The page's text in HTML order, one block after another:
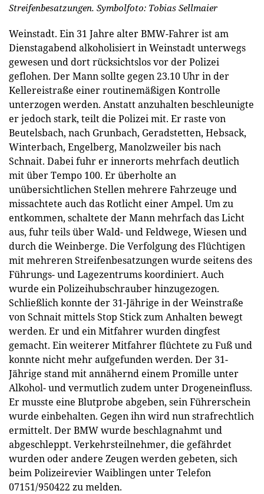
Streifenbesatzungen. Symbolfoto: Tobias Sellmaier
Weinstadt. Ein 31 Jahre alter BMW-Fahrer ist am
Dienstagabend alkoholisiert in Weinstadt unterwegs
gewesen und dort rücksichtslos vor der Polizei
geflohen. Der Mann sollte gegen 23.10 Uhr in der
Kellereistraße einer routinemäßigen Kontrolle
unterzogen werden. Anstatt anzuhalten beschleunigte
er jedoch stark, teilt die Polizei mit. Er raste von
Beutelsbach, nach Grunbach, Geradstetten, Hebsack,
Winterbach, Engelberg, Manolzweiler bis nach
Schnait. Dabei fuhr er innerorts mehrfach deutlich
mit über Tempo 100. Er überholte an
unübersichtlichen Stellen mehrere Fahrzeuge und
missachtete auch das Rotlicht einer Ampel. Um zu
entkommen, schaltete der Mann mehrfach das Licht
aus, fuhr teils über Wald- und Feldwege, Wiesen und
durch die Weinberge. Die Verfolgung des Flüchtigen
mit mehreren Streifenbesatzungen wurde seitens des
Führungs- und Lagezentrums koordiniert. Auch
wurde ein Polizeihubschrauber hinzugezogen.
Schließlich konnte der 31-Jährige in der Weinstraße
von Schnait mittels Stop Stick zum Anhalten bewegt
werden. Er und ein Mitfahrer wurden dingfest
gemacht. Ein weiterer Mitfahrer flüchtete zu Fuß und
konnte nicht mehr aufgefunden werden. Der 31-
Jährige stand mit annähernd einem Promille unter
Alkohol- und vermutlich zudem unter Drogeneinfluss.
Er musste eine Blutprobe abgeben, sein Führerschein
wurde einbehalten. Gegen ihn wird nun strafrechtlich
ermittelt. Der BMW wurde beschlagnahmt und
abgeschleppt. Verkehrsteilnehmer, die gefährdet
wurden oder andere Zeugen werden gebeten, sich
beim Polizeirevier Waiblingen unter Telefon
07151/950422 zu melden.